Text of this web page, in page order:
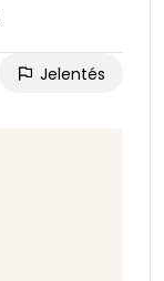
Jelentés